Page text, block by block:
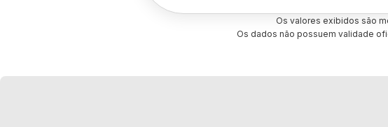
Os valores exibidos são
Os dados não possuem validade